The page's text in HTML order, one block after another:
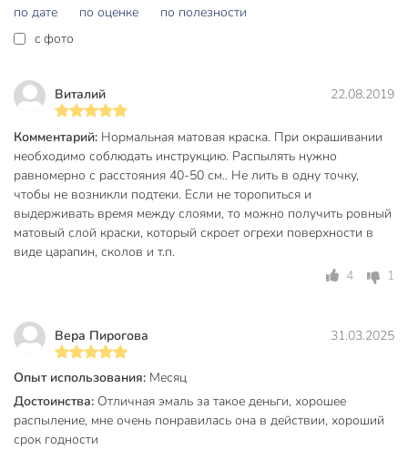
Расход, л/м2
0.14 л/м2
Страна производства
Россия
Количество компонентов
однокомпонентный
Основа
акриловый
Степень глянца
Цвет
Назначение
Особенности
быстросохнущий
по дате
по оценке
по полезности
c фото
Виталий 22.08.2019
Комментарий: Нормальная матовая краска. При окрашивании
необходимо соблюдать инструкцию. Распылять нужно
равномерно с расстояния 40-50 см.. Не лить в одну точку,
чтобы не возникли подтеки. Если не торопиться и
выдерживать время между слоями, то можно получить ровный
матовый слой краски, который скроет огрехи поверхности в
виде царапин, сколов и т.п.
4
1
Вера Пирогова 31.03.2025
Опыт использования: Месяц
Достоинства: Отличная эмаль за такое деньги, хорошее
распыление, мне очень понравилась она в действии, хороший
срок годности